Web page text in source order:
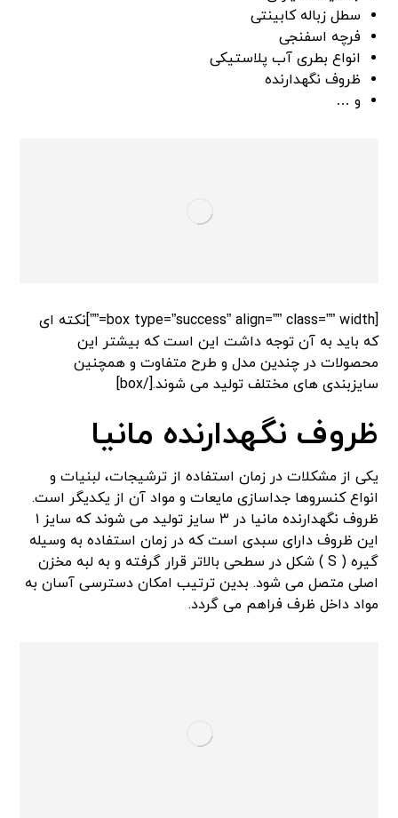
سطل زباله کابینتی
فرچه اسفنجی
انواع بطری آب پلاستیکی
ظروف نگهدارنده
و …
[box type=”success” align=”” class=”” width=””]نکته ای
که باید به آن توجه داشت این است که بیشتر این
محصولات در چندین مدل و طرح متفاوت و همچنین
سایزبندی های مختلف تولید می شوند.[/box]
ظروف نگهدارنده مانیا
یکی از مشکلات در زمان استفاده از ترشیجات، لبنیات و
انواع کنسروها جداسازی مایعات و مواد آن از یکدیگر است.
ظروف نگهدارنده مانیا در ۳ سایز تولید می شوند که سایز ۱
این ظروف دارای سبدی است که در زمان استفاده به وسیله
گیره ( S ) شکل در سطحی بالاتر قرار گرفته و به لبه مخزن
اصلی متصل می شود. بدین ترتیب امکان دسترسی آسان به
مواد داخل ظرف فراهم می گردد.